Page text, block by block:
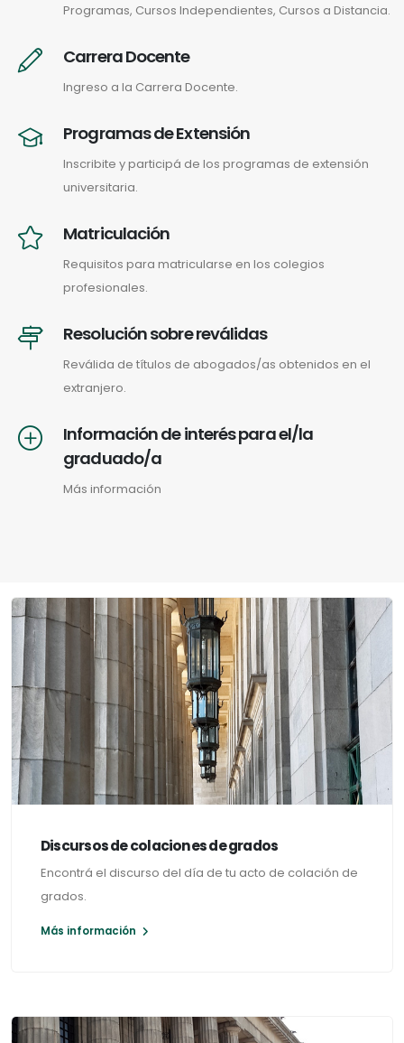
Programas, Cursos Independientes, Cursos a Distancia.
Carrera Docente
Ingreso a la Carrera Docente.
Programas de Extensión
Inscribite y participá de los programas de extensión
universitaria.
Matriculación
Requisitos para matricularse en los colegios
profesionales.
Resolución sobre reválidas
Reválida de títulos de abogados/as obtenidos en el
extranjero.
Información de interés para el/la
graduado/a
Más información
Discursos de colaciones de grados
Encontrá el discurso del día de tu acto de colación de
grados.
Más información